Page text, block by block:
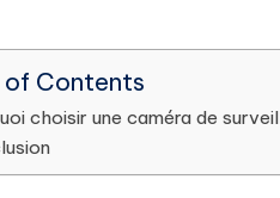
of Contents
choisir une caméra de